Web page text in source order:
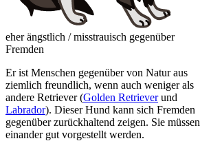
eher ängstlich / misstrauisch gegenüber
Fremden
Er ist Menschen gegenüber von Natur aus
ziemlich freundlich, wenn auch weniger als
andere Retriever (Golden Retrieverund
Labrador). Dieser Hund kann sich Fremden
gegenüber zurückhaltend zeigen. Sie müssen
einander gut vorgestellt werden.